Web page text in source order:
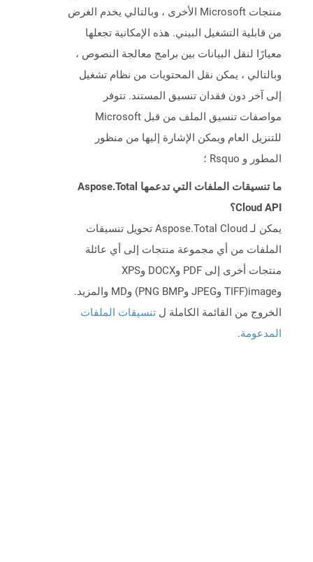
منتجات Microsoft الأخرى ، وبالتالي يخدم الغرض
من قابلية التشغيل البيني. هذه الإمكانية تجعلها
معيارًا لنقل البيانات بين برامج معالجة النصوص ،
وبالتالي ، يمكن نقل المحتويات من نظام تشغيل
إلى آخر دون فقدان تنسيق المستند. تتوفر
مواصفات تنسيق الملف من قبل Microsoft
للتنزيل العام ويمكن الإشارة إليها من منظور
المطور و Rsquo ؛
ما تنسيقات الملفات التي تدعمها Aspose.Total
Cloud API؟
يمكن لـ Aspose.Total Cloud تحويل تنسيقات
الملفات من أي مجموعة منتجات إلى أي عائلة
منتجات أخرى إلى PDF وDOCX وXPS
وimage(TIFF وJPEG وPNG BMP) وMD والمزيد.
الخروج من القائمة الكاملة ل تنسيقات الملفات
المدعومة.